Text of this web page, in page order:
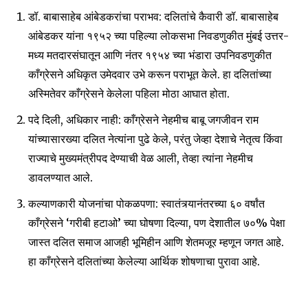
डॉ. बाबासाहेब आंबेडकरांचा पराभव: दलितांचे कैवारी डॉ. बाबासाहेब
आंबेडकर यांना १९५२ च्या पहिल्या लोकसभा निवडणुकीत मुंबई उत्तर-
मध्य मतदारसंघातून आणि नंतर १९५४ च्या भंडारा उपनिवडणुकीत
काँग्रेसने अधिकृत उमेदवार उभे करून पराभूत केले. हा दलितांच्या
अस्मितेवर काँग्रेसने केलेला पहिला मोठा आघात होता.
पदे दिली, अधिकार नाही: काँग्रेसने नेहमीच बाबू जगजीवन राम
यांच्यासारख्या दलित नेत्यांना पुढे केले, परंतु जेव्हा देशाचे नेतृत्व किंवा
राज्याचे मुख्यमंत्रीपद देण्याची वेळ आली, तेव्हा त्यांना नेहमीच
डावलण्यात आले.
कल्याणकारी योजनांचा पोकळपणा: स्वातंत्र्यानंतरच्या ६० वर्षांत
काँग्रेसने ‘गरीबी हटाओ’ च्या घोषणा दिल्या, पण देशातील ७०% पेक्षा
जास्त दलित समाज आजही भूमिहीन आणि शेतमजूर म्हणून जगत आहे.
हा काँग्रेसने दलितांच्या केलेल्या आर्थिक शोषणाचा पुरावा आहे.